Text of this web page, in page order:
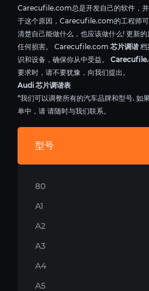
Carecufile.com总是开发自己的软件，并
于这个原因，Carecufile.com的工程师可
清楚自己能做什么，也应该做什么! 更新
任何损害。 Carecufile.com 芯片调谐档
识和设备，确保你从中受益。
要求时，请不要犹豫，向我们提出。
Audi 芯片调谐表
“我们可以调整所有的汽车品牌和型号. 如
单中，请 请随时与我们联系。
型号
80
A1
A2
A3
A4
A5